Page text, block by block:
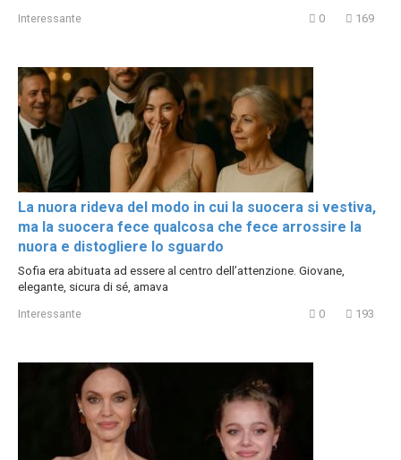
Interessante 0 169
La nuora rideva del modo in cui la suocera si vestiva,
ma la suocera fece qualcosa che fece arrossire la
nuora e distogliere lo sguardo
Sofia era abituata ad essere al centro dell’attenzione. Giovane,
elegante, sicura di sé, amava
Interessante 0 193